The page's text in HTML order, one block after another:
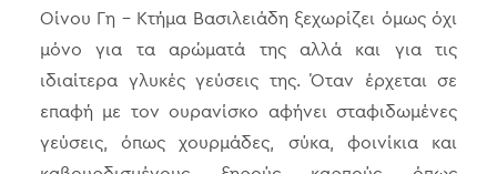
Οίνου Γη – Κτήμα Βασιλειάδη ξεχωρίζει όμως όχι
μόνο για τα αρώματά της αλλά και για τις
ιδιαίτερα γλυκές γεύσεις της. Όταν έρχεται σε
επαφή με τον ουρανίσκο αφήνει σταφιδωμένες
γεύσεις, όπως χουρμάδες, σύκα, φοινίκια και